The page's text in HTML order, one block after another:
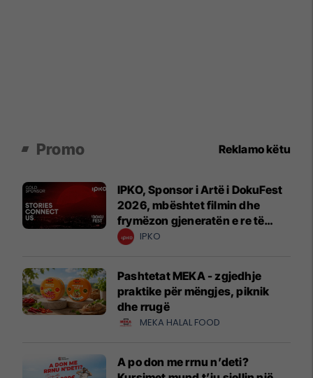
Promo Reklamo këtu
IPKO, Sponsor i Artë i DokuFest
2026, mbështet filmin dhe
frymëzon gjeneratën e re të
krijuesve
IPKO
Pashtetat MEKA - zgjedhje
praktike për mëngjes, piknik
dhe rrugë
MEKA HALAL FOOD
A po don me rrnu n’deti?